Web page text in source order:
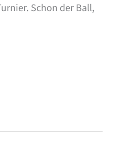
Schon der Ball,